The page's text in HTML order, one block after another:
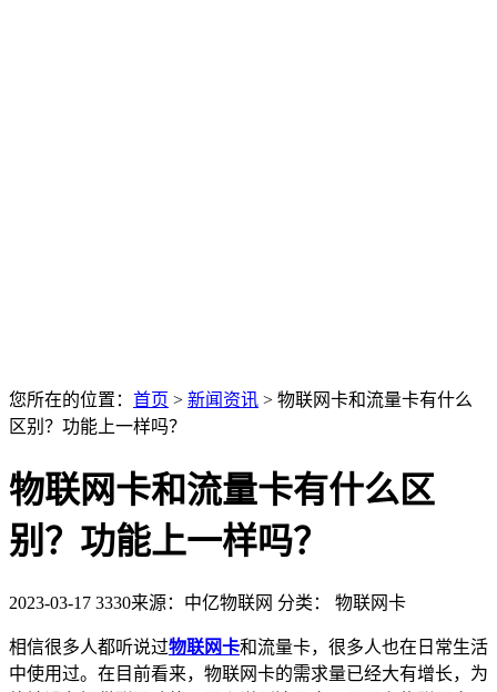
您所在的位置： 首页 > 新闻资讯 > 物联网卡和流量卡有什么
区别？功能上一样吗？
物联网卡和流量卡有什么区
别？功能上一样吗？
2023-03-17 3330来源：中亿物联网 分类： 物联网卡
相信很多人都听说过物联网卡和流量卡，很多人也在日常生活
中使用过。在目前看来，物联网卡的需求量已经大有增长，为